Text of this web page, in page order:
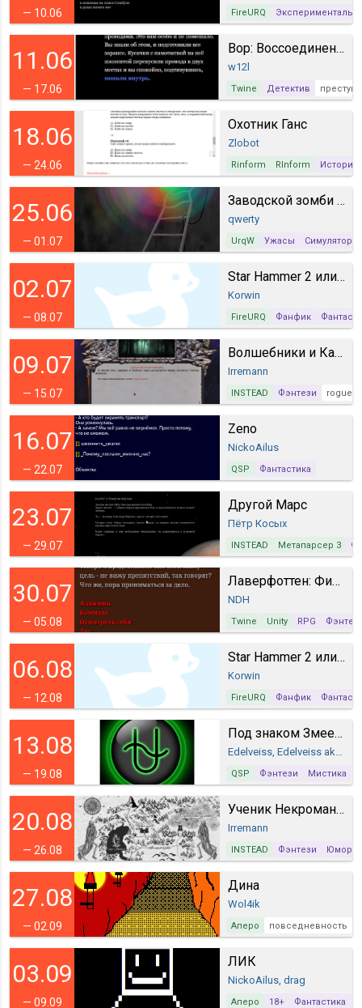
— 10.06 FireURQ
11.06
— 17.06
Вор: Воссоединение
w12l
Twine Детектив
18.06
— 24.06
Охотник Ганс
Zlobot
Rinform RInform
25.06
— 01.07
Заводской зомби Вася
qwerty
UrqW Ужасы Симулятор
02.07
— 08.07
Star Hammer 2 или Корабельный кот!
Korwin
FireURQ Фанфик
09.07
— 15.07
Волшебники и Камень
Irremann
INSTEAD Фэнтези
16.07
— 22.07
Zeno
NickoAilus
QSP Фантастика
23.07
— 29.07
Другой Марс
Пётр Косых
INSTEAD Метапарсер 3
30.07
— 05.08
Лаверфоттен: Финальный экзамен
NDH
Twine Unity RPG
06.08
— 12.08
Star Hammer 2 или Корабельный кот!
Korwin
FireURQ Фанфик
13.08
— 19.08
Под знаком Змееносца
Edelveiss, Edelveiss aka Григорий Грунин
QSP Фэнтези Мистика
20.08
— 26.08
Ученик Некроманта
Irremann
INSTEAD Фэнтези Юмор
27.08
— 02.09
Дина
Wol4ik
Аперо повседневность
03.09
— 09.09
ЛИК
NickoAilus, drag
Аперо 18+ Фантастика